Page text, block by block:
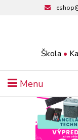
Škola •
Menu